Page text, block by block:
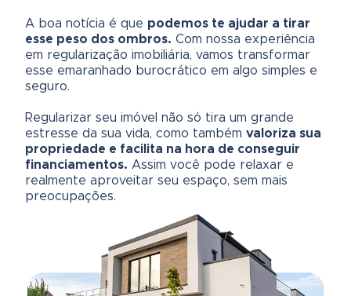
A boa notícia é que podemos te ajudar a tirar
esse peso dos ombros. Com nossa experiência
em regularização imobiliária, vamos transformar
esse emaranhado burocrático em algo simples e
seguro.
Regularizar seu imóvel não só tira um grande
estresse da sua vida, como também valoriza sua
propriedade e facilita na hora de conseguir
financiamentos. Assim você pode relaxar e
realmente aproveitar seu espaço, sem mais
preocupações.